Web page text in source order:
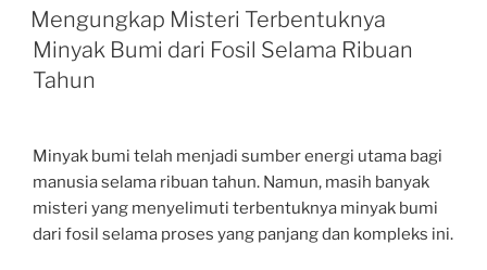
ON
Mengungkap Misteri Terbentuknya
Minyak Bumi dari Fosil Selama Ribuan
Tahun
Minyak bumi telah menjadi sumber energi utama bagi
manusia selama ribuan tahun. Namun, masih banyak
misteri yang menyelimuti terbentuknya minyak bumi
dari fosil selama proses yang panjang dan kompleks ini.